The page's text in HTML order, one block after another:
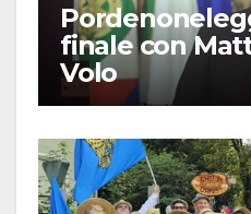
finale con
Volo